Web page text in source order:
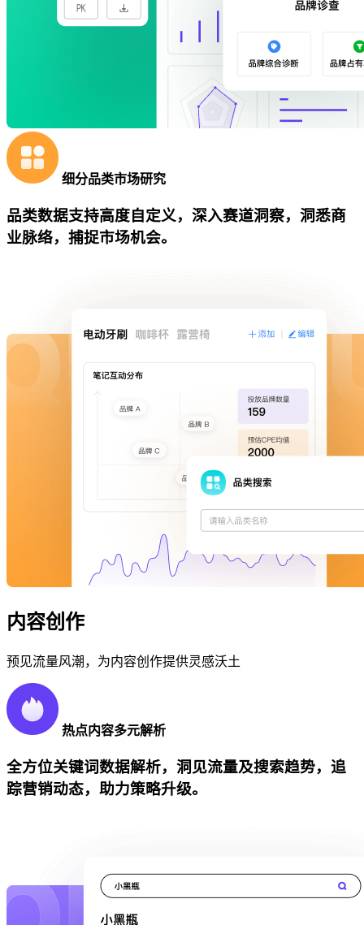
细分品类市场研究
品类数据支持高度自定义，深入赛道洞察，洞悉商
业脉络，捕捉市场机会。
内容创作
预见流量风潮，为内容创作提供灵感沃土
热点内容多元解析
全方位关键词数据解析，洞见流量及搜索趋势，追
踪营销动态，助力策略升级。